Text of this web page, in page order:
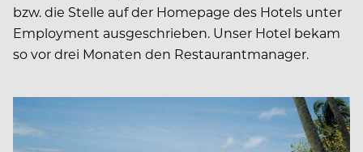
bzw. die Stelle auf der Homepage des Hotels unter
Employment ausgeschrieben. Unser Hotel bekam
so vor drei Monaten den Restaurantmanager.